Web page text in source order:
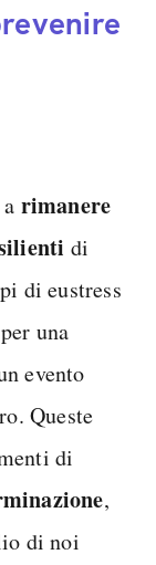
rimanere
di
di eustress
una
evento
Queste
di
,
di noi